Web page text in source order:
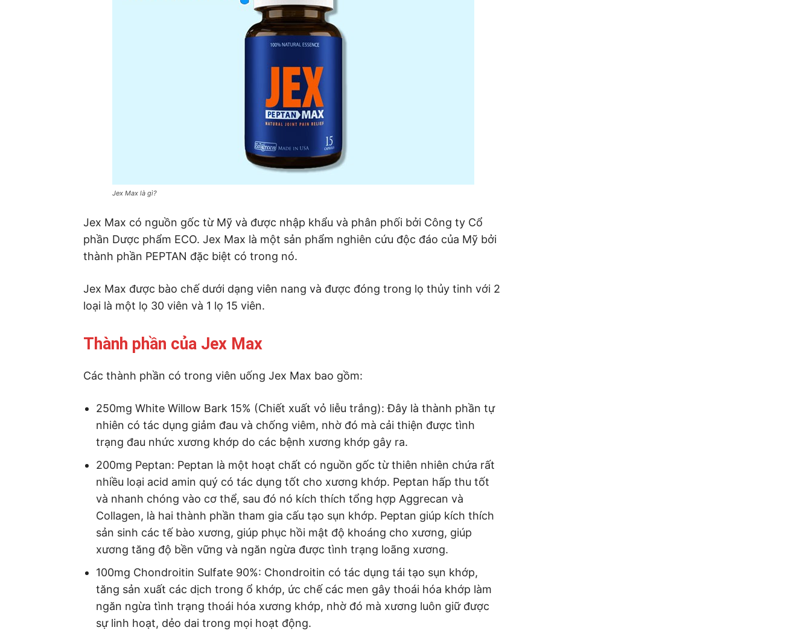
Jex Max là gì?
Jex Max có nguồn gốc từ Mỹ và được nhập khẩu và phân phối bởi Công ty Cổ
phần Dược phẩm ECO. Jex Max là một sản phẩm nghiên cứu độc đáo của Mỹ bởi
thành phần PEPTAN đặc biệt có trong nó.
Jex Max được bào chế dưới dạng viên nang và được đóng trong lọ thủy tinh với 2
loại là một lọ 30 viên và 1 lọ 15 viên.
Thành phần của Jex Max
Các thành phần có trong viên uống Jex Max bao gồm:
250mg White Willow Bark 15% (Chiết xuất vỏ liễu trắng): Đây là thành phần tự
nhiên có tác dụng giảm đau và chống viêm, nhờ đó mà cải thiện được tình
trạng đau nhức xương khớp do các bệnh xương khớp gây ra.
200mg Peptan: Peptan là một hoạt chất có nguồn gốc từ thiên nhiên chứa rất
nhiều loại acid amin quý có tác dụng tốt cho xương khớp. Peptan hấp thu tốt
và nhanh chóng vào cơ thể, sau đó nó kích thích tổng hợp Aggrecan và
Collagen, là hai thành phần tham gia cấu tạo sụn khớp. Peptan giúp kích thích
sản sinh các tế bào xương, giúp phục hồi mật độ khoáng cho xương, giúp
xương tăng độ bền vững và ngăn ngừa được tình trạng loãng xương.
100mg Chondroitin Sulfate 90%: Chondroitin có tác dụng tái tạo sụn khớp,
tăng sản xuất các dịch trong ổ khớp, ức chế các men gây thoái hóa khớp làm
ngăn ngừa tình trạng thoái hóa xương khớp, nhờ đó mà xương luôn giữ được
sự linh hoạt, dẻo dai trong mọi hoạt động.